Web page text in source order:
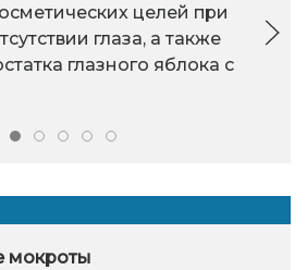
целей при
глаза, а также
глазного яблока с
мокроты